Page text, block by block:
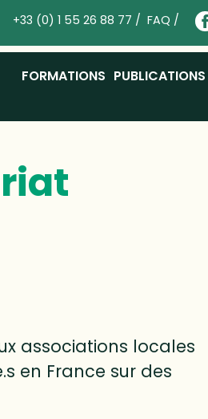
+33 (0) 1 55 26 88 77 / FAQ /
FORMATIONS PUBLICATIONS
associations locales
en France sur des